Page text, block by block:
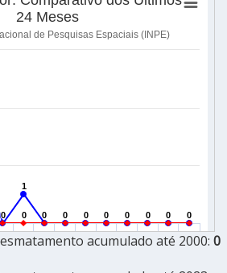
acumulado até 2000: 0